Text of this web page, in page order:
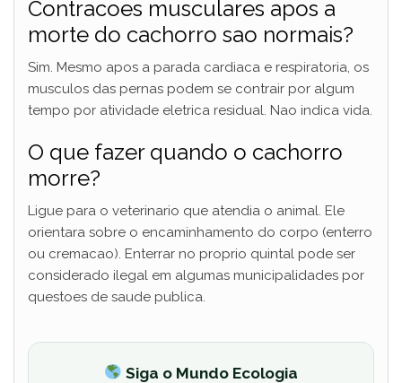
Contracoes musculares apos a
morte do cachorro sao normais?
Sim. Mesmo apos a parada cardiaca e respiratoria, os
musculos das pernas podem se contrair por algum
tempo por atividade eletrica residual. Nao indica vida.
O que fazer quando o cachorro
morre?
Ligue para o veterinario que atendia o animal. Ele
orientara sobre o encaminhamento do corpo (enterro
ou cremacao). Enterrar no proprio quintal pode ser
considerado ilegal em algumas municipalidades por
questoes de saude publica.
Siga o Mundo Ecologia